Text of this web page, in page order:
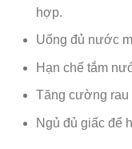
hợp.
Uống đủ nước
Hạn chế tắm
Tăng cường rau
Ngủ đủ giấc để